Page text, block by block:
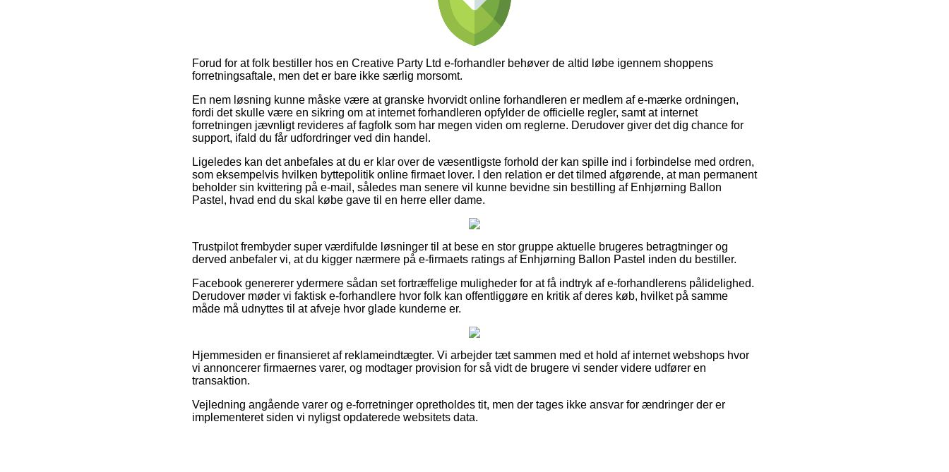
Forud for at folk bestiller hos en Creative Party Ltd e-forhandler behøver de altid løbe igennem shoppens
forretningsaftale, men det er bare ikke særlig morsomt.
En nem løsning kunne måske være at granske hvorvidt online forhandleren er medlem af e-mærke ordningen,
fordi det skulle være en sikring om at internet forhandleren opfylder de officielle regler, samt at internet
forretningen jævnligt revideres af fagfolk som har megen viden om reglerne. Derudover giver det dig chance for
support, ifald du får udfordringer ved din handel.
Ligeledes kan det anbefales at du er klar over de væsentligste forhold der kan spille ind i forbindelse med ordren,
som eksempelvis hvilken byttepolitik online firmaet lover. I den relation er det tilmed afgørende, at man permanent
beholder sin kvittering på e-mail, således man senere vil kunne bevidne sin bestilling af Enhjørning Ballon
Pastel, hvad end du skal købe gave til en herre eller dame.
Trustpilot frembyder super værdifulde løsninger til at bese en stor gruppe aktuelle brugeres betragtninger og
derved anbefaler vi, at du kigger nærmere på e-firmaets ratings af Enhjørning Ballon Pastel inden du bestiller.
Facebook genererer ydermere sådan set fortræffelige muligheder for at få indtryk af e-forhandlerens pålidelighed.
Derudover møder vi faktisk e-forhandlere hvor folk kan offentliggøre en kritik af deres køb, hvilket på samme
måde må udnyttes til at afveje hvor glade kunderne er.
Hjemmesiden er finansieret af reklameindtægter. Vi arbejder tæt sammen med et hold af internet webshops hvor
vi annoncerer firmaernes varer, og modtager provision for så vidt de brugere vi sender videre udfører en
transaktion.
Vejledning angående varer og e-forretninger opretholdes tit, men der tages ikke ansvar for ændringer der er
implementeret siden vi nyligst opdaterede websitets data.